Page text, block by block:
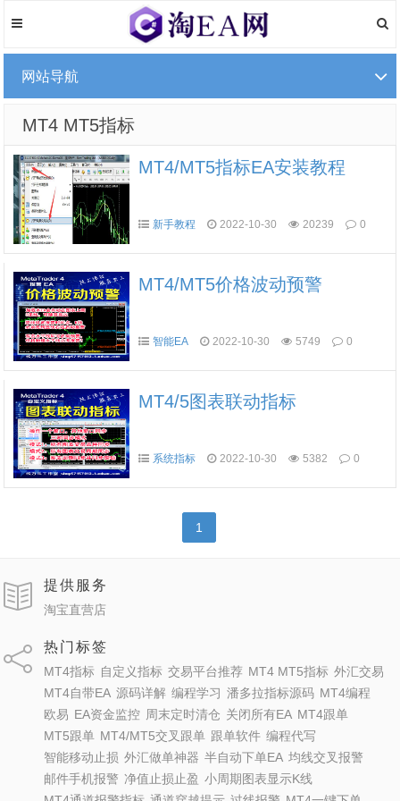
网站导航
MT4 MT5指标
MT4/MT5指标EA安装教程
新手教程 2022-10-30 20239 0
MT4/MT5价格波动预警
智能EA 2022-10-30 5749 0
MT4/5图表联动指标
系统指标 2022-10-30 5382 0
1
提供服务
淘宝直营店
热门标签
MT4指标 自定义指标 交易平台推荐 MT4 MT5指标 外汇交易
MT4自带EA 源码详解 编程学习 潘多拉指标源码 MT4编程
欧易 EA资金监控 周末定时清仓 关闭所有EA MT4跟单
MT5跟单 MT4/MT5交叉跟单 跟单软件 编程代写
智能移动止损 外汇做单神器 半自动下单EA 均线交叉报警
邮件手机报警 净值止损止盈 小周期图表显示K线